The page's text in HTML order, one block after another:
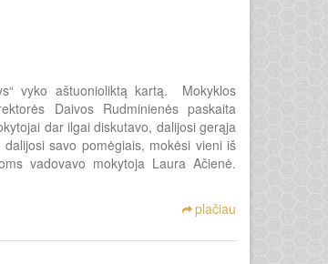
vyko aštuonioliktą kartą. Mokyklos
Daivos Rudminienės paskaita
dar ilgai diskutavo, dalijosi gerąja
savo pomėgiais, mokėsi vieni iš
vadovavo mokytoja Laura Ačienė.
plačiau